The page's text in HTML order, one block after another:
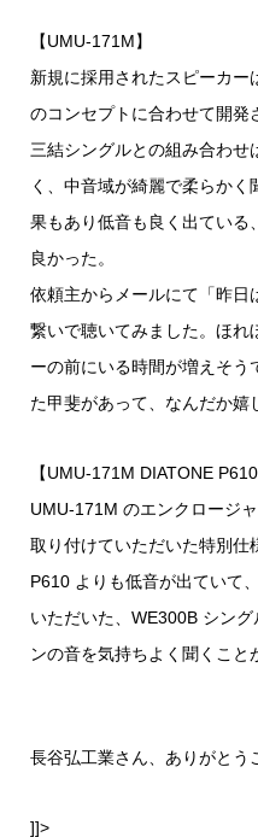
【UMU-171M】
新規に採用されたスピーカー
のコンセプトに合わせて開発
三結シングルとの組み合わせ
く、中音域が綺麗で柔らか
果もあり低音も良く出ている
良かった。
依頼主からメールにて「昨日
繋いで聴いてみました。ほれ
ーの前にいる時間が増えそう
た甲斐があって、なんだか嬉
【UMU-171M DIATONE P610
UMU-171M のエンクロージ
取り付けていただいた特別仕
P610 よりも低音が出ていて
いただいた、WE300B シン
ンの音を気持ちよく聞くこと
長谷弘工業さん、ありがとう
]]>